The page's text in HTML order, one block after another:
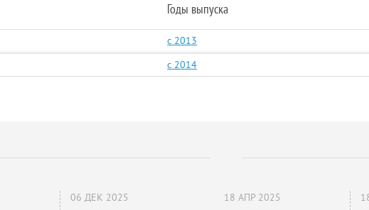
Годы выпуска
c 2013
c 2014
06 ДЕК 2025 18 АПР 2025